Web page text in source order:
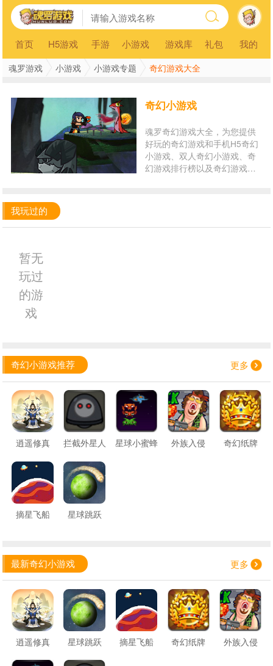
首页 H5游戏 手游 小游戏 游戏库 礼包 我的
魂罗游戏 小游戏 小游戏专题 奇幻游戏大全
奇幻小游戏
魂罗奇幻游戏大全，为您提供
好玩的奇幻游戏和手机H5奇幻
小游戏、双人奇幻小游戏、奇
幻游戏排行榜以及奇幻游戏在
我玩过的
暂无
玩过
的游
戏
奇幻小游戏推荐 更多
逍遥修真 拦截外星人 星球小蜜蜂 外族入侵 奇幻纸牌
摘星飞船 星球跳跃
最新奇幻小游戏 更多
逍遥修真 星球跳跃 摘星飞船 奇幻纸牌 外族入侵